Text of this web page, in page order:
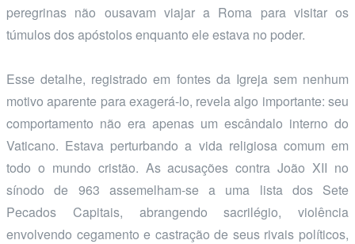
peregrinas não ousavam viajar a Roma para visitar os
túmulos dos apóstolos enquanto ele estava no poder.
Esse detalhe, registrado em fontes da Igreja sem nenhum
motivo aparente para exagerá-lo, revela algo importante: seu
comportamento não era apenas um escândalo interno do
Vaticano. Estava perturbando a vida religiosa comum em
todo o mundo cristão. As acusações contra João XII no
sínodo de 963 assemelham-se a uma lista dos Sete
Pecados Capitais, abrangendo sacrilégio, violência
envolvendo cegamento e castração de seus rivais políticos,